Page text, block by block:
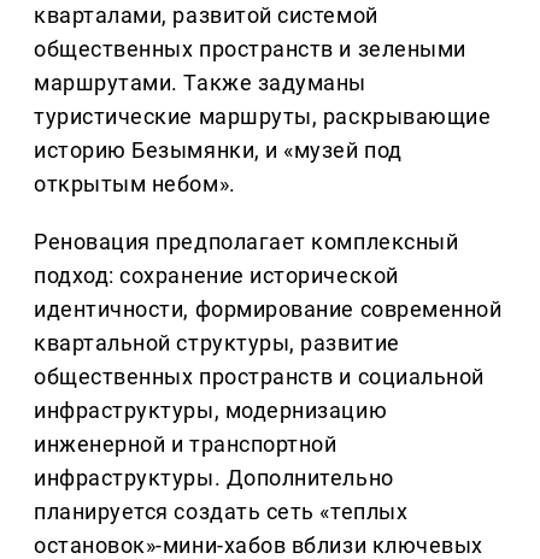
кварталами, развитой системой
общественных пространств и зелеными
маршрутами. Также задуманы
туристические маршруты, раскрывающие
историю Безымянки, и «музей под
открытым небом».
Реновация предполагает комплексный
подход: сохранение исторической
идентичности, формирование современной
квартальной структуры, развитие
общественных пространств и социальной
инфраструктуры, модернизацию
инженерной и транспортной
инфраструктуры. Дополнительно
планируется создать сеть «теплых
остановок»-мини-хабов вблизи ключевых